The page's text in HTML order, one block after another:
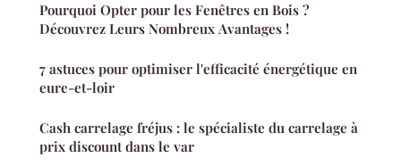
Pourquoi Opter pour les Fenêtres en Bois ?
Découvrez Leurs Nombreux Avantages !
7 astuces pour optimiser l'efficacité énergétique en
eure-et-loir
Cash carrelage fréjus : le spécialiste du carrelage à
prix discount dans le var